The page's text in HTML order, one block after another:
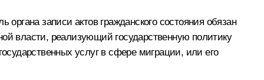
записи актов гражданского состояния обязан
власти, реализующий государственную политику
услуг в сфере миграции, или его